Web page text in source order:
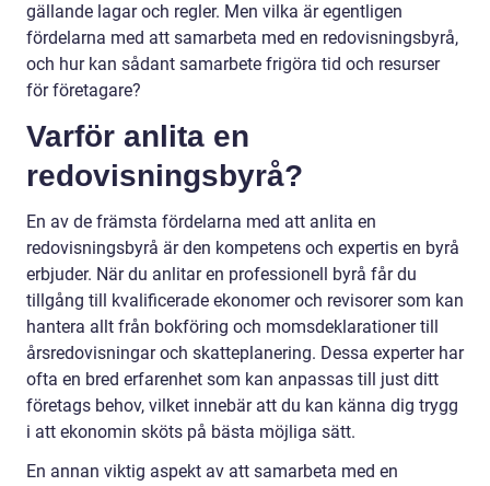
gällande lagar och regler. Men vilka är egentligen
fördelarna med att samarbeta med en redovisningsbyrå,
och hur kan sådant samarbete frigöra tid och resurser
för företagare?
Varför anlita en
redovisningsbyrå?
En av de främsta fördelarna med att anlita en
redovisningsbyrå är den kompetens och expertis en byrå
erbjuder. När du anlitar en professionell byrå får du
tillgång till kvalificerade ekonomer och revisorer som kan
hantera allt från bokföring och momsdeklarationer till
årsredovisningar och skatteplanering. Dessa experter har
ofta en bred erfarenhet som kan anpassas till just ditt
företags behov, vilket innebär att du kan känna dig trygg
i att ekonomin sköts på bästa möjliga sätt.
En annan viktig aspekt av att samarbeta med en